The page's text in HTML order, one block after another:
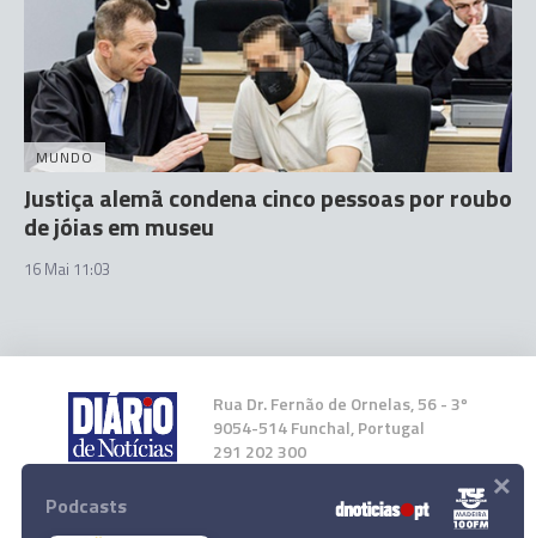
MUNDO
Justiça alemã condena cinco pessoas por roubo
de jóias em museu
16 Mai 11:03
Rua Dr. Fernão de Ornelas, 56 - 3º
9054-514 Funchal, Portugal
291 202 300
Instale a nossa App
Podcasts ×